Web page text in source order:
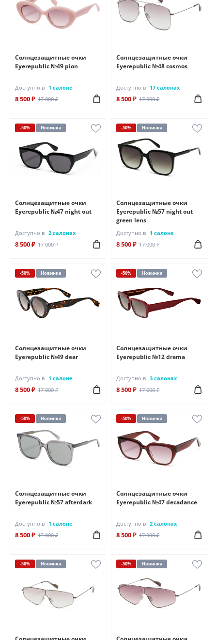
Солнцезащитные очки
Eyerepublic №49 pion
Доступно в 1 салоне
8 500 ₽ 17 000 ₽
Солнцезащитные очки
Eyerepublic №48 cosmos
Доступно в 17 салонах
8 500 ₽ 17 000 ₽
-50% Новинка
Солнцезащитные очки
Eyerepublic №47 night out
Доступно в 2 салонах
8 500 ₽ 17 000 ₽
-50% Новинка
Солнцезащитные очки
Eyerepublic №57 night out
green lens
Доступно в 1 салоне
8 500 ₽ 17 000 ₽
-50% Новинка
Солнцезащитные очки
Eyerepublic №49 dear
Доступно в 1 салоне
8 500 ₽ 17 000 ₽
-50% Новинка
Солнцезащитные очки
Eyerepublic №12 drama
Доступно в 3 салонах
8 500 ₽ 17 000 ₽
-50% Новинка
Солнцезащитные очки
Eyerepublic №57 afterdark
Доступно в 1 салоне
8 500 ₽ 17 000 ₽
-50% Новинка
Солнцезащитные очки
Eyerepublic №47 decadance
Доступно в 2 салонах
8 500 ₽ 17 000 ₽
-50% Новинка -50% Новинка